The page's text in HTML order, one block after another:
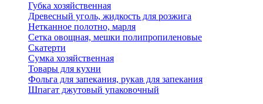
Губка хозяйственная
Древесный уголь, жидкость для розжига
Нетканное полотно, марля
Сетка овощная, мешки полипропиленовые
Скатерти
Сумка хозяйственная
Товары для кухни
Фольга для запекания, рукав для запекания
Шпагат джутовый упаковочный